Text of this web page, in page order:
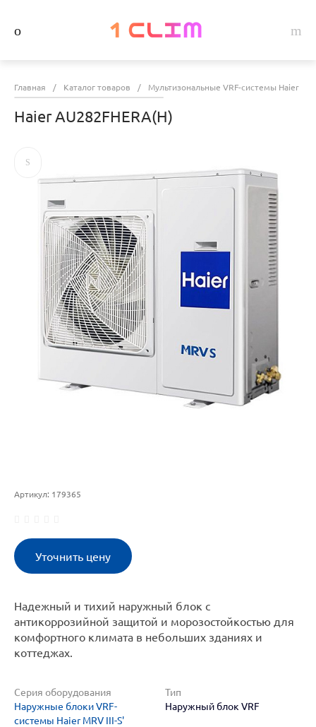
Главная / Каталог товаров / Мультизональные VRF-системы Haier
Haier AU282FHERA(H)
Артикул: 179365
Уточнить цену
Надежный и тихий наружный блок с
антикоррозийной защитой и морозостойкостью для
комфортного климата в небольших зданиях и
коттеджах.
Серия оборудования
Наружные блоки VRF-
системы Haier MRV III-S'
Тип
Наружный блок VRF